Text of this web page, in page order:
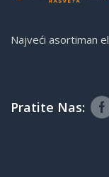
Najveći asortiman
Pratite Nas: